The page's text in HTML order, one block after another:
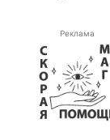
Реклама